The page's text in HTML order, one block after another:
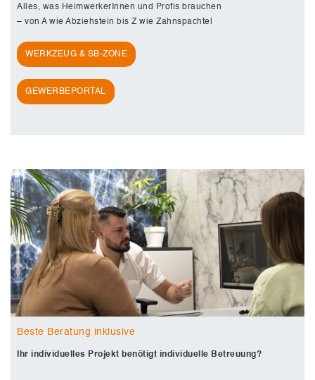
Alles, was HeimwerkerInnen und Profis brauchen
– von A wie Abziehstein bis Z wie Zahnspachtel
WERKZEUG & SB-ZONE
GEWERBEPORTAL
Beste Beratung inklusive
Ihr individuelles Projekt benötigt individuelle Betreuung?